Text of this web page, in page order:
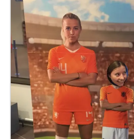
naar het vinden van een uitweg
nacht, alles draait om die ene
een nieuw perspectief of
idealen? Concept & regie: Jordi Ian Jonathan
Kwakkel Compositie en
Bernhard Hengeveld